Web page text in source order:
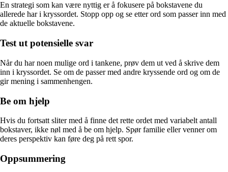
En strategi som kan være nyttig er å fokusere på bokstavene du
allerede har i kryssordet. Stopp opp og se etter ord som passer inn med
de aktuelle bokstavene.
Test ut potensielle svar
Når du har noen mulige ord i tankene, prøv dem ut ved å skrive dem
inn i kryssordet. Se om de passer med andre kryssende ord og om de
gir mening i sammenhengen.
Be om hjelp
Hvis du fortsatt sliter med å finne det rette ordet med variabelt antall
bokstaver, ikke nøl med å be om hjelp. Spør familie eller venner om
deres perspektiv kan føre deg på rett spor.
Oppsummering